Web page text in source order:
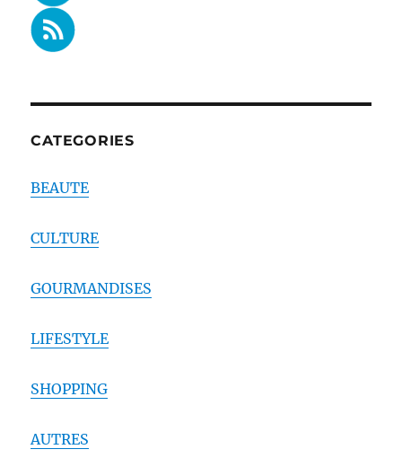
CATEGORIES
BEAUTE
CULTURE
GOURMANDISES
LIFESTYLE
SHOPPING
AUTRES